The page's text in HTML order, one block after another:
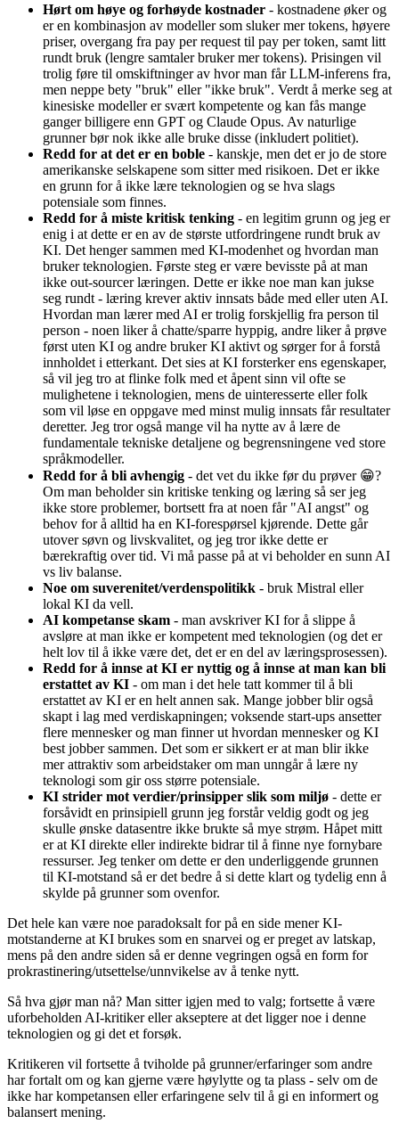
Hørt om høye og forhøyde kostnader - kostnadene øker og
er en kombinasjon av modeller som sluker mer tokens, høyere
priser, overgang fra pay per request til pay per token, samt litt
rundt bruk (lengre samtaler bruker mer tokens). Prisingen vil
trolig føre til omskiftninger av hvor man får LLM-inferens fra,
men neppe bety "bruk" eller "ikke bruk". Verdt å merke seg at
kinesiske modeller er svært kompetente og kan fås mange
ganger billigere enn GPT og Claude Opus. Av naturlige
grunner bør nok ikke alle bruke disse (inkludert politiet).
Redd for at det er en boble - kanskje, men det er jo de store
amerikanske selskapene som sitter med risikoen. Det er ikke
en grunn for å ikke lære teknologien og se hva slags
potensiale som finnes.
Redd for å miste kritisk tenking - en legitim grunn og jeg er
enig i at dette er en av de største utfordringene rundt bruk av
KI. Det henger sammen med KI-modenhet og hvordan man
bruker teknologien. Første steg er være bevisste på at man
ikke out-sourcer læringen. Dette er ikke noe man kan jukse
seg rundt - læring krever aktiv innsats både med eller uten AI.
Hvordan man lærer med AI er trolig forskjellig fra person til
person - noen liker å chatte/sparre hyppig, andre liker å prøve
først uten KI og andre bruker KI aktivt og sørger for å forstå
innholdet i etterkant. Det sies at KI forsterker ens egenskaper,
så vil jeg tro at flinke folk med et åpent sinn vil ofte se
mulighetene i teknologien, mens de uinteresserte eller folk
som vil løse en oppgave med minst mulig innsats får resultater
deretter. Jeg tror også mange vil ha nytte av å lære de
fundamentale tekniske detaljene og begrensningene ved store
språkmodeller.
Redd for å bli avhengig - det vet du ikke før du prøver 😁?
Om man beholder sin kritiske tenking og læring så ser jeg
ikke store problemer, bortsett fra at noen får "AI angst" og
behov for å alltid ha en KI-forespørsel kjørende. Dette går
utover søvn og livskvalitet, og jeg tror ikke dette er
bærekraftig over tid. Vi må passe på at vi beholder en sunn AI
vs liv balanse.
Noe om suverenitet/verdenspolitikk - bruk Mistral eller
lokal KI da vell.
AI kompetanse skam - man avskriver KI for å slippe å
avsløre at man ikke er kompetent med teknologien (og det er
helt lov til å ikke være det, det er en del av læringsprosessen).
Redd for å innse at KI er nyttig og å innse at man kan bli
erstattet av KI - om man i det hele tatt kommer til å bli
erstattet av KI er en helt annen sak. Mange jobber blir også
skapt i lag med verdiskapningen; voksende start-ups ansetter
flere mennesker og man finner ut hvordan mennesker og KI
best jobber sammen. Det som er sikkert er at man blir ikke
mer attraktiv som arbeidstaker om man unngår å lære ny
teknologi som gir oss større potensiale.
KI strider mot verdier/prinsipper slik som miljø - dette er
forsåvidt en prinsipiell grunn jeg forstår veldig godt og jeg
skulle ønske datasentre ikke brukte så mye strøm. Håpet mitt
er at KI direkte eller indirekte bidrar til å finne nye fornybare
ressurser. Jeg tenker om dette er den underliggende grunnen
til KI-motstand så er det bedre å si dette klart og tydelig enn å
skylde på grunner som ovenfor.
Det hele kan være noe paradoksalt for på en side mener KI-
motstanderne at KI brukes som en snarvei og er preget av latskap,
mens på den andre siden så er denne vegringen også en form for
prokrastinering/utsettelse/unnvikelse av å tenke nytt.
Så hva gjør man nå? Man sitter igjen med to valg; fortsette å være
uforbeholden AI-kritiker eller akseptere at det ligger noe i denne
teknologien og gi det et forsøk.
Kritikeren vil fortsette å tviholde på grunner/erfaringer som andre
har fortalt om og kan gjerne være høylytte og ta plass - selv om de
ikke har kompetansen eller erfaringene selv til å gi en informert og
balansert mening.